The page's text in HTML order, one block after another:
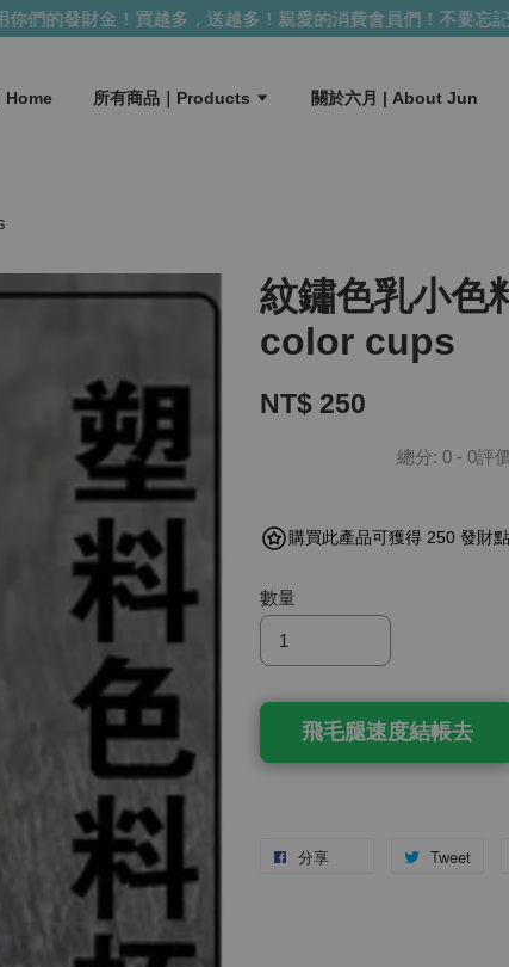
的發財金！買越多，送越多！親愛的消費會員們！不要忘記
Home 所有商品｜Products 關於六月 | About Jun
紋鏽色乳小
color cups
NT$ 250
總分: 0 - 0評
購買此產品可獲得 250 發財
數量
飛毛腿速度結帳去
分享 Tweet